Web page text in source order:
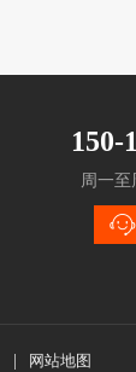
150-
周一至
网站地图